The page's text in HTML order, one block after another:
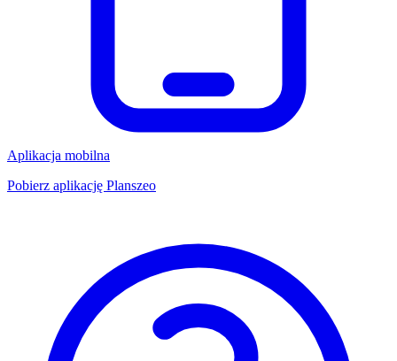
Aplikacja mobilna
Pobierz aplikację Planszeo